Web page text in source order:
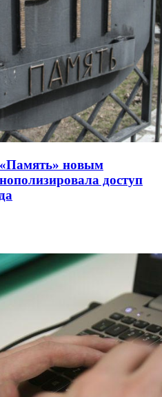
новым
доступ